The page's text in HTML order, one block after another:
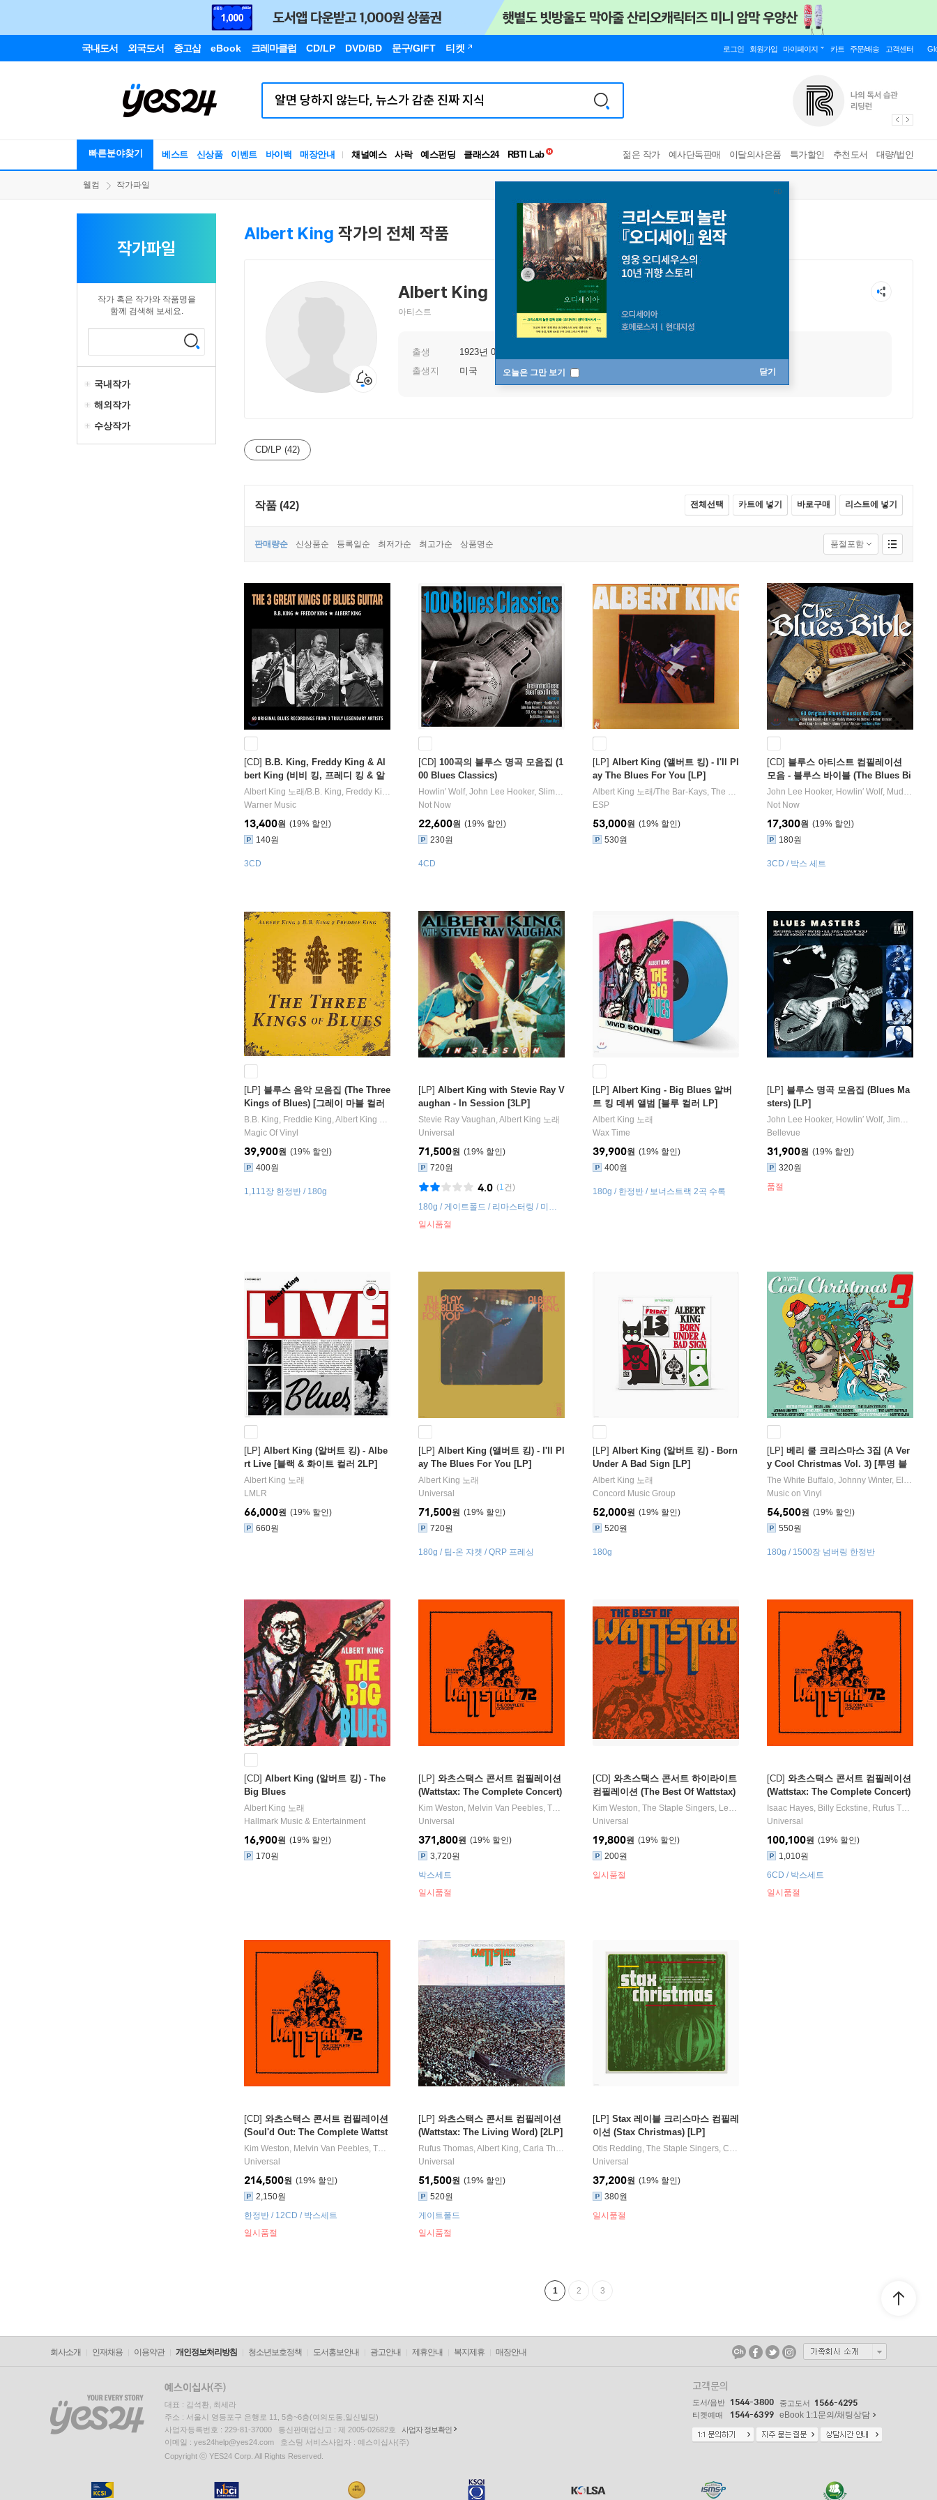
국내도서 외국도서 중고샵 eBook 크레마클럽 CD/LP DVD/BD 문구/GIFT 티켓 로그인 회원가입 마이페이지 카트 주문/배송 고객센터
빠른분야찾기 베스트 신상품 이벤트 바이백 매장안내 채널예스 사락 예스펀딩 클래스24
RBTI Lab
독서유형검사
젊은 작가 예사단독판매 이달의사은품 특가할인 추천도서 대량/법인
오늘은 그만 보기 닫기
웰컴 작가파일
작가파일
작가 혹은 작가와 작품명을
함께 검색해 보세요.
국내작가
해외작가
수상작가
Albert King 작가의 전체 작품
Albert King
아티스트
출생 1923년 04월 25일
출생지
미국
CD/LP (42)
작품 (42) 전체선택 카트에 넣기 바로구매 리스트에 넣기
판매량순 신상품순 등록일순 최저가순 최고가순 상품명순
[CD] B.B. King, Freddy King & Al
bert King (비비 킹, 프레디 킹 & 알
버트 킹) - The 3 Great Kings of Bl
ues Guitar
Albert King 노래/B.B. King, Freddy King
Warner Music
19%
13,400원
140원
3CD
[CD] 100곡의 블루스 명곡 모음집 (1
00 Blues Classics)
Howlin′ Wolf, John Lee Hooker, Slim Harpo Otis Rush,Muddy Waters노래 외 33명
Not Now
19%
22,600원
230원
4CD
[LP] Albert King (앨버트 킹) - I'll Pl
ay The Blues For You [LP]
Albert King 노래/The Bar-Kays, The Memphis Horns
밴드
ESP
19%
53,000원
530원
[CD] 블루스 아티스트 컴필레이션
모음 - 블루스 바이블 (The Blues Bi
ble)
John Lee Hooker, Howlin′ Wolf, Muddy Waters
Not Now
19%
17,300원
180원
3CD / 박스 세트
[LP] 블루스 음악 모음집 (The Three
Kings of Blues) [그레이 마블 컬러
LP]
B.B. King, Freddie King,Albert King
Magic Of Vinyl
19%
39,900원
400원
1,111장 한정반 / 180g
[LP] Albert King with Stevie Ray V
aughan - In Session [3LP]
Stevie Ray Vaughan,Albert King 노래
Universal
19%
71,500원
720원
(1건)
4.0
일시품절
180g / 게이트폴드 / 리마스터링 / 미공
[LP] Albert King - Big Blues 알버
트 킹 데뷔 앨범 [블루 컬러 LP]
Albert King 노래
Wax Time
19%
39,900원
400원
180g / 한정반 / 보너스트랙 2곡 수록
[LP] 블루스 명곡 모음집 (Blues Ma
sters) [LP]
John Lee Hooker, Howlin′ Wolf, Jimmy Reed
Bellevue
19%
31,900원
320원
품절
[LP] Albert King (알버트 킹) - Albe
rt Live [블랙 & 화이트 컬러 2LP]
Albert King 노래
LMLR
19%
66,000원
660원
[LP] Albert King (앨버트 킹) - I'll Pl
ay The Blues For You [LP]
Albert King 노래
Universal
19%
71,500원
720원
180g / 팁-온 쟈켓 / QRP 프레싱
[LP] Albert King (알버트 킹) - Born
Under A Bad Sign [LP]
Albert King 노래
Concord Music Group
19%
52,000원
520원
180g
[LP] 베리 쿨 크리스마스 3집 (A Ver
y Cool Christmas Vol. 3) [투명 블
루 & 투명 컬러 2LP]
The White Buffalo, Johnny Winter, Ella Fitzgerald
Music on Vinyl
19%
54,500원
550원
180g / 1500장 넘버링 한정반
[CD] Albert King (알버트 킹) - The
Big Blues
Albert King 노래
Hallmark Music & Entertainment
19%
16,900원
170원
[LP] 와츠스택스 콘서트 컴필레이션
(Wattstax: The Complete Concert)
[10LP]
Kim Weston, Melvin Van Peebles, The Staple Singers ,Lee Sain ,Little Sonny노래 외 13명
Universal
19%
371,800원
3,720원
일시품절
박스세트
[CD] 와츠스택스 콘서트 하이라이트
컴필레이션 (The Best Of Wattstax)
Kim Weston, The Staple Singers, Lee Sain William Bell,Eddie Floyd노래 외 7명
Universal
19%
19,800원
200원
일시품절
[CD] 와츠스택스 콘서트 컴필레이션
(Wattstax: The Complete Concert)
Isaac Hayes, Billy Eckstine, Rufus Thomas
Universal
19%
100,100원
1,010원
일시품절
6CD / 박스세트
[CD] 와츠스택스 콘서트 컴필레이션
(Soul'd Out: The Complete Wattst
ax)
Kim Weston, Melvin Van Peebles, The Staple Singers ,Lee Sain ,Little Sonny노래 외 13명
Universal
19%
214,500원
2,150원
일시품절
한정반 / 12CD / 박스세트
[LP] 와츠스택스 콘서트 컴필레이션
(Wattstax: The Living Word) [2LP]
Rufus Thomas,Albert King, Carla Thomas Eddie Floyd, The Staple Singers노래 외 1명
Universal
19%
51,500원
520원
일시품절
게이트폴드
[LP] Stax 레이블 크리스마스 컴필레
이션 (Stax Christmas) [LP]
Otis Redding, The Staple Singers, Carla Thomas
Universal
19%
37,200원
380원
일시품절
1 2 3
회사소개 인재채용 이용약관 개인정보처리방침 청소년보호정책 도서홍보안내 광고안내 제휴안내 복지제휴 매장안내
대표 : 김석환, 최세라
주소 : 서울시 영등포구 은행로 11, 5층~6층(여의도동,일신빌딩)
사업자등록번호 : 229-81-37000 통신판매업신고 : 제 2005-02682호
사업자 정보확인
이메일 : yes24help@yes24.com 호스팅 서비스사업자 : 예스이십사(주)
Copyright ⓒ YES24 Corp. All Rights Reserved.
고객문의
도서/음반 1544-3800 중고도서 1566-4295
티켓예매 1544-6399 eBook 1:1문의/채팅상담